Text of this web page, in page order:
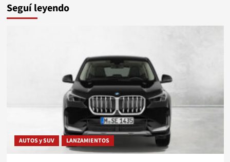
Seguí leyendo
AUTOS y SUV LANZAMIENTOS